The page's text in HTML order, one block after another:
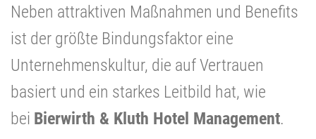
Neben attraktiven Maßnahmen und Benefits
ist der größte Bindungsfaktor eine
Unternehmenskultur, die auf Vertrauen
basiert und ein starkes Leitbild hat, wie
bei Bierwirth & Kluth Hotel Management.